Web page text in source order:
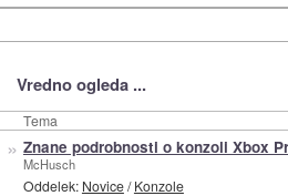
Vredno ogleda ...
Tema
» Znane podrobnosti o konzoli Xbox
McHusch
Oddelek: Novice/Konzole